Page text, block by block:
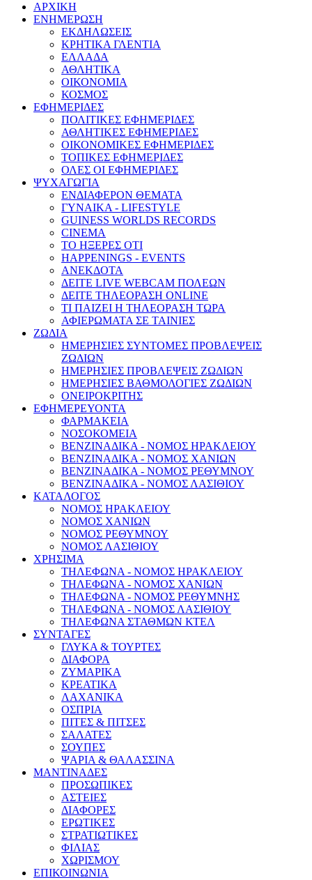
ΑΡΧΙΚΗ
ΕΝΗΜΕΡΩΣΗ
ΕΚΔΗΛΩΣΕΙΣ
ΚΡΗΤΙΚΑ ΓΛΕΝΤΙΑ
ΕΛΛΑΔΑ
ΑΘΛΗΤΙΚΑ
ΟΙΚΟΝΟΜΙΑ
ΚΟΣΜΟΣ
ΕΦΗΜΕΡΙΔΕΣ
ΠΟΛΙΤΙΚΕΣ ΕΦΗΜΕΡΙΔΕΣ
ΑΘΛΗΤΙΚΕΣ ΕΦΗΜΕΡΙΔΕΣ
ΟΙΚΟΝΟΜΙΚΕΣ ΕΦΗΜΕΡΙΔΕΣ
ΤΟΠΙΚΕΣ ΕΦΗΜΕΡΙΔΕΣ
ΟΛΕΣ ΟΙ ΕΦΗΜΕΡΙΔΕΣ
ΨΥΧΑΓΩΓΙΑ
ΕΝΔΙΑΦΕΡΟΝ ΘΕΜΑΤΑ
ΓΥΝΑΙΚΑ - LIFESTYLE
GUINESS WORLDS RECORDS
CINEMA
ΤΟ ΗΞΕΡΕΣ ΟΤΙ
HAPPENINGS - EVENTS
ΑΝΕΚΔΟΤΑ
ΔΕΙΤΕ LIVE WEBCAM ΠΟΛΕΩΝ
ΔΕΙΤΕ ΤΗΛΕΟΡΑΣΗ ONLINE
ΤΙ ΠΑΙΖΕΙ Η ΤΗΛΕΟΡΑΣΗ ΤΩΡΑ
ΑΦΙΕΡΩΜΑΤΑ ΣΕ ΤΑΙΝΙΕΣ
ΖΩΔΙΑ
ΗΜΕΡΗΣΙΕΣ ΣΥΝΤΟΜΕΣ ΠΡΟΒΛΕΨΕΙΣ
ΖΩΔΙΩΝ
ΗΜΕΡΗΣΙΕΣ ΠΡΟΒΛΕΨΕΙΣ ΖΩΔΙΩΝ
ΗΜΕΡΗΣΙΕΣ ΒΑΘΜΟΛΟΓΙΕΣ ΖΩΔΙΩΝ
ΟΝΕΙΡΟΚΡΙΤΗΣ
ΕΦΗΜΕΡΕΥΟΝΤΑ
ΦΑΡΜΑΚΕΙΑ
ΝΟΣΟΚΟΜΕΙΑ
ΒΕΝΖΙΝΑΔΙΚΑ - ΝΟΜΟΣ ΗΡΑΚΛΕΙΟΥ
ΒΕΝΖΙΝΑΔΙΚΑ - ΝΟΜΟΣ ΧΑΝΙΩΝ
ΒΕΝΖΙΝΑΔΙΚΑ - ΝΟΜΟΣ ΡΕΘΥΜΝΟΥ
ΒΕΝΖΙΝΑΔΙΚΑ - ΝΟΜΟΣ ΛΑΣΙΘΙΟΥ
ΚΑΤΑΛΟΓΟΣ
ΝΟΜΟΣ ΗΡΑΚΛΕΙΟΥ
ΝΟΜΟΣ ΧΑΝΙΩΝ
ΝΟΜΟΣ ΡΕΘΥΜΝΟΥ
ΝΟΜΟΣ ΛΑΣΙΘΙΟΥ
ΧΡΗΣΙΜΑ
ΤΗΛΕΦΩΝΑ - ΝΟΜΟΣ ΗΡΑΚΛΕΙΟΥ
ΤΗΛΕΦΩΝΑ - ΝΟΜΟΣ ΧΑΝΙΩΝ
ΤΗΛΕΦΩΝΑ - ΝΟΜΟΣ ΡΕΘΥΜΝΗΣ
ΤΗΛΕΦΩΝΑ - ΝΟΜΟΣ ΛΑΣΙΘΙΟΥ
ΤΗΛΕΦΩΝΑ ΣΤΑΘΜΩΝ ΚΤΕΛ
ΣΥΝΤΑΓΕΣ
ΓΛΥΚΑ & ΤΟΥΡΤΕΣ
ΔΙΑΦΟΡΑ
ΖΥΜΑΡΙΚΑ
ΚΡΕΑΤΙΚΑ
ΛΑΧΑΝΙΚΑ
ΟΣΠΡΙΑ
ΠΙΤΕΣ & ΠΙΤΣΕΣ
ΣΑΛΑΤΕΣ
ΣΟΥΠΕΣ
ΨΑΡΙΑ & ΘΑΛΑΣΣΙΝΑ
ΜΑΝΤΙΝΑΔΕΣ
ΠΡΟΣΩΠΙΚΕΣ
ΑΣΤΕΙΕΣ
ΔΙΑΦΟΡΕΣ
ΕΡΩΤΙΚΕΣ
ΣΤΡΑΤΙΩΤΙΚΕΣ
ΦΙΛΙΑΣ
ΧΩΡΙΣΜΟΥ
ΕΠΙΚΟΙΝΩΝΙΑ